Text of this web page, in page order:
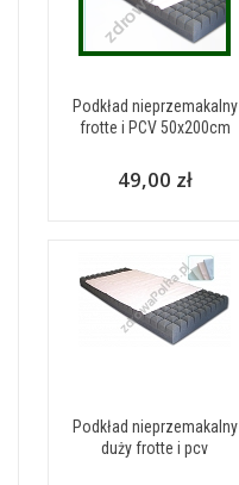
Podkład nieprzemakalny
frotte i PCV 50x200cm
49,00 zł
Podkład nieprzemakalny
duży frotte i pcv